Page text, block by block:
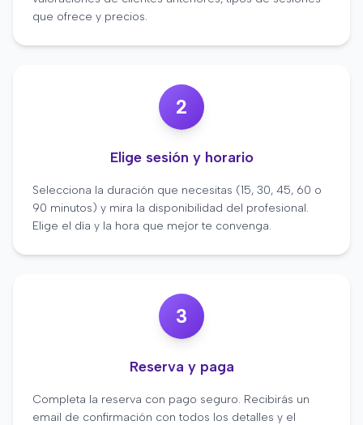
que ofrece y precios.
2
Elige sesión y horario
Selecciona la duración que necesitas (15, 30, 45, 60 o
90 minutos) y mira la disponibilidad del profesional.
Elige el día y la hora que mejor te convenga.
3
Reserva y paga
Completa la reserva con pago seguro. Recibirás un
email de confirmación con todos los detalles y el